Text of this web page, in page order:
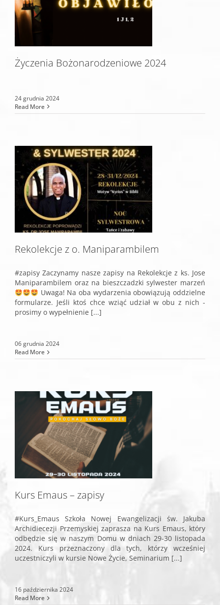
Życzenia Bożonarodzeniowe 2024
24 grudnia 2024
Read More
Rekolekcje z o. Maniparambilem
#zapisy Zaczynamy nasze zapisy na Rekolekcje z ks. Jose
Maniparambilem oraz na bieszczadzki sylwester marzeń
Uwaga! Na oba wydarzenia obowiązują oddzielne
formularze. Jeśli ktoś chce wziąć udział w obu z nich -
prosimy o wypełnienie [...]
06 grudnia 2024
Read More
Kurs Emaus – zapisy
#Kurs_Emaus Szkoła Nowej Ewangelizacji św. Jakuba
Archidiecezji Przemyskiej zaprasza na Kurs Emaus, który
odbędzie się w naszym Domu w dniach 29-30 listopada
2024. Kurs przeznaczony dla tych, którzy wcześniej
uczestniczyli w kursie Nowe Życie, Seminarium [...]
16 października 2024
Read More